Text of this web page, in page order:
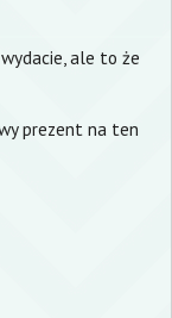
ale to że
prezent na ten